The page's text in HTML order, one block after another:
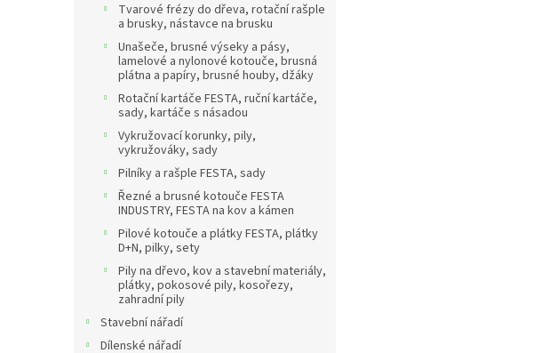
Tvarové frézy do dřeva, rotační rašple
a brusky, nástavce na brusku
Unašeče, brusné výseky a pásy,
lamelové a nylonové kotouče, brusná
plátna a papíry, brusné houby, džáky
Rotační kartáče FESTA, ruční kartáče,
sady, kartáče s násadou
Vykružovací korunky, pily,
vykružováky, sady
Pilníky a rašple FESTA, sady
Řezné a brusné kotouče FESTA
INDUSTRY, FESTA na kov a kámen
Pilové kotouče a plátky FESTA, plátky
D+N, pilky, sety
Pily na dřevo, kov a stavební materiály,
plátky, pokosové pily, kosořezy,
zahradní pily
Stavební nářadí
Dílenské nářadí